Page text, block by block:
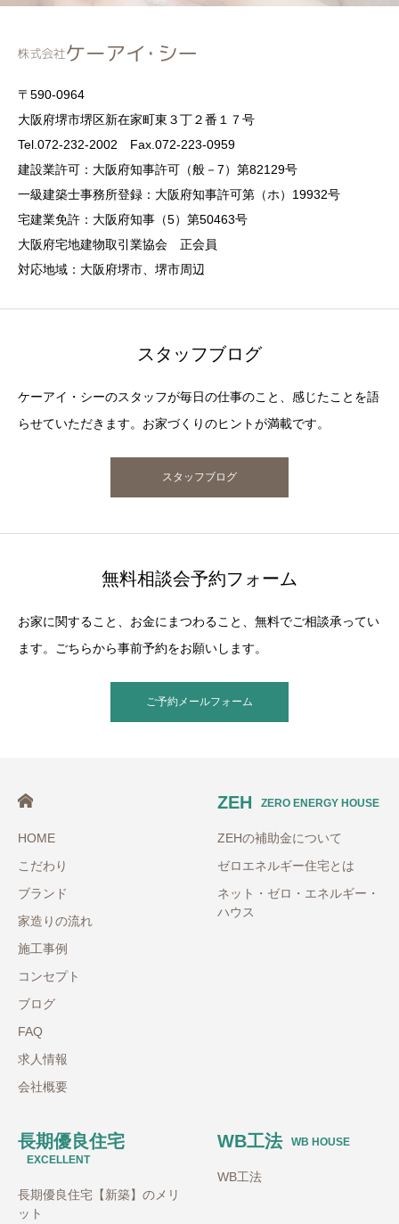
〒590-0964
大阪府堺市堺区新在家町東３丁２番１７号
Tel.072-232-2002 Fax.072-223-0959
建設業許可：大阪府知事許可（般－7）第82129号
一級建築士事務所登録：大阪府知事許可第（ホ）19932号
宅建業免許：大阪府知事（5）第50463号
大阪府宅地建物取引業協会 正会員
対応地域：大阪府堺市、堺市周辺
スタッフブログ
ケーアイ・シーのスタッフが毎日の仕事のこと、感じたことを語
らせていただきます。お家づくりのヒントが満載です。
スタッフブログ
無料相談会予約フォーム
お家に関すること、お金にまつわること、無料でご相談承ってい
ます。ごちらから事前予約をお願いします。
ご予約メールフォーム
HOME
こだわり
ブランド
家造りの流れ
施工事例
コンセプト
ブログ
FAQ
求人情報
会社概要
ZEH ZERO ENERGY HOUSE
ZEHの補助金について
ゼロエネルギー住宅とは
ネット・ゼロ・エネルギー・
ハウス
長期優良住宅
EXCELLENT
長期優良住宅【新築】のメリ
ット
WB工法 WB HOUSE
WB工法